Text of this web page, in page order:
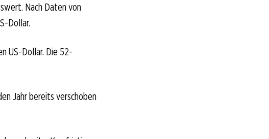
Nach Daten von
Dollar.
US-Dollar. Die 52-
Jahr bereits verschoben